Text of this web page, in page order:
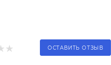
ОСТАВИТЬ ОТЗЫВ